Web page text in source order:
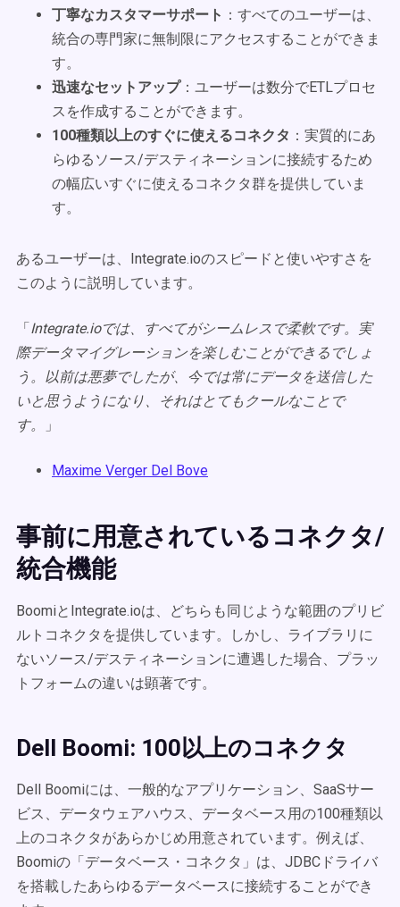
丁寧なカスタマーサポート ：すべてのユーザーは、
統合の専門家に無制限にアクセスすることができま
す。
迅速なセットアップ：ユーザーは数分でETLプロセ
スを作成することができます。
100種類以上のすぐに使えるコネクタ ：実質的にあ
らゆるソース/デスティネーションに接続するため
の幅広いすぐに使えるコネクタ群を提供していま
す。
あるユーザーは、Integrate.ioのスピードと使いやすさを
このように説明しています。
「Integrate.ioでは、すべてがシームレスで柔軟です。実
際データマイグレーションを楽しむことができるでしょ
う。以前は悪夢でしたが、今では常にデータを送信した
いと思うようになり、それはとてもクールなことで
す。
」
Maxime Verger Del Bove
事前に用意されているコネクタ/
統合機能
BoomiとIntegrate.ioは、どちらも同じような範囲のプリビ
ルトコネクタを提供しています。しかし、ライブラリに
ないソース/デスティネーションに遭遇した場合、プラッ
トフォームの違いは顕著です。
Dell Boomi: 100以上のコネクタ
Dell Boomiには、一般的なアプリケーション、SaaSサー
ビス、データウェアハウス、データベース用の100種類以
上のコネクタがあらかじめ用意されています。例えば、
Boomiの「データベース・コネクタ」は、JDBCドライバ
を搭載したあらゆるデータベースに接続することができ